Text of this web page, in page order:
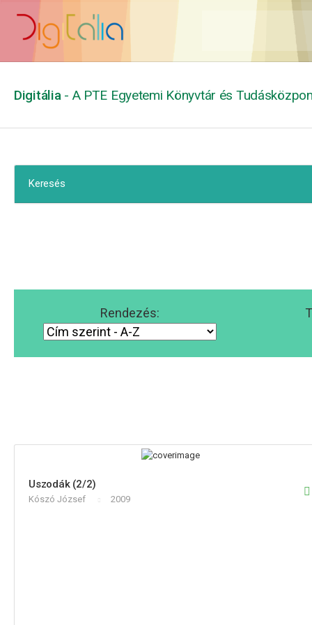
Digitália - A PTE Egyetemi Könyvtár és
Keresés
Rendezés:
Uszodák (2/2)
Kószó József 2009